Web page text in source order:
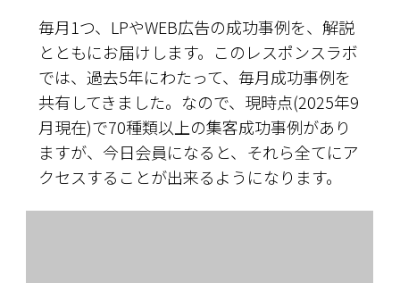
毎月1つ、LPやWEB広告の成功事例を、解説
とともにお届けします。このレスポンスラボ
では、過去5年にわたって、毎月成功事例を
共有してきました。なので、現時点(2025年9
月現在)で70種類以上の集客成功事例があり
ますが、今日会員になると、それら全てにア
クセスすることが出来るようになります。